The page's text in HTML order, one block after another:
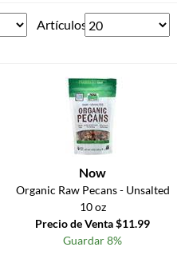
Artículos
Now
Organic Raw Pecans - Unsalted
10 oz
Precio de Venta $11.99
Guardar 8%